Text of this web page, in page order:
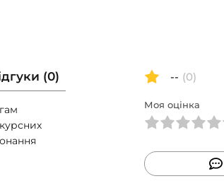
(0) -- (0)
Моя оцінка